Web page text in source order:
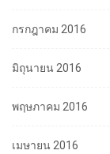
กรกฎาคม 2016
มิถุนายน 2016
พฤษภาคม 2016
เมษายน 2016